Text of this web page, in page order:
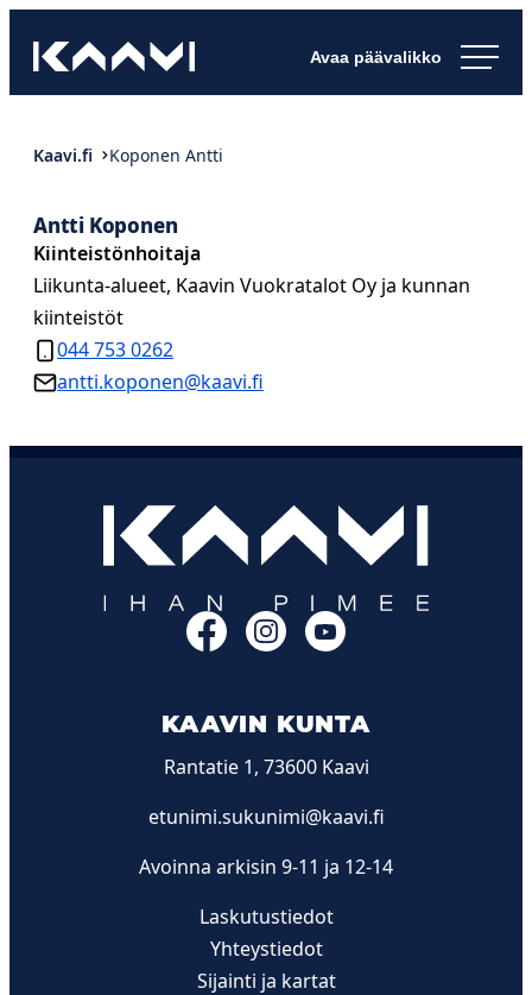
suoraan
sisältöön
Kaavin kunta
Kaavi.fi Koponen Antti
Antti Koponen
Kiinteistönhoitaja
Liikunta-alueet, Kaavin Vuokratalot Oy ja kunnan
kiinteistöt
044 753 0262
antti.koponen@kaavi.fi
FacebookInstagram
KAAVIN KUNTA
Rantatie 1, 73600 Kaavi
etunimi.sukunimi@kaavi.fi
Avoinna arkisin 9-11 ja 12-14
Laskutustiedot
Yhteystiedot
Sijainti ja kartat